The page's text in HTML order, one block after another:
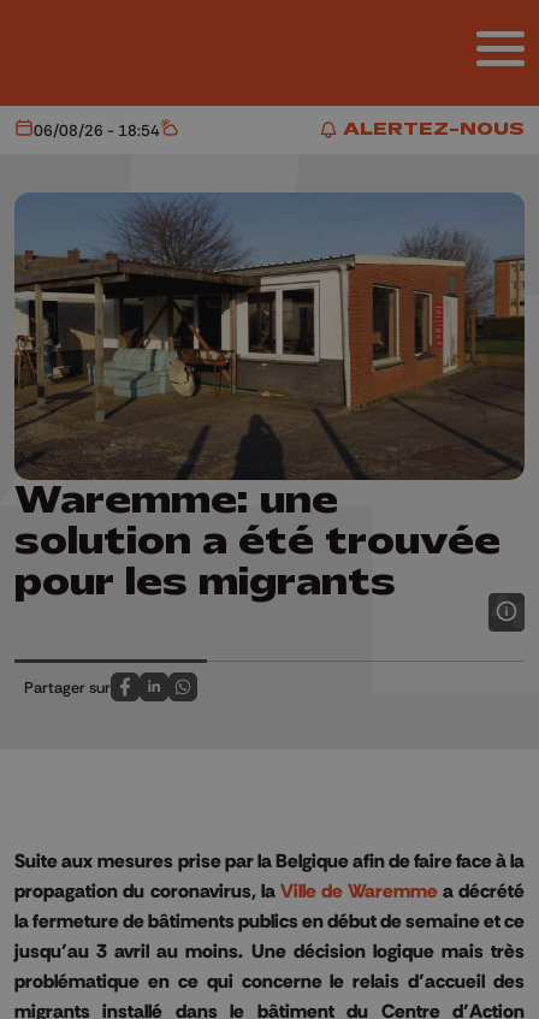
ALERTEZ-NOUS
ALERTEZ-NOUS
Aujourd'hui
06/08/26 - 18:54 Météo
Waremme: une
solution a été trouvée
pour les migrants
Partager sur
Partagez sur FaceBook
Partagez sur LinkedIn
Partagez sur Whatsapp
Suite aux mesures prise par la Belgique afin de faire face à la
propagation du coronavirus, laVille de Waremmea décrété
la fermeture de bâtiments publics en début de semaine et ce
jusqu’au 3 avril au moins. Une décision logique mais très
problématique en ce qui concerne le relais d’accueil des
migrants installé dans le bâtiment du Centre d’Action